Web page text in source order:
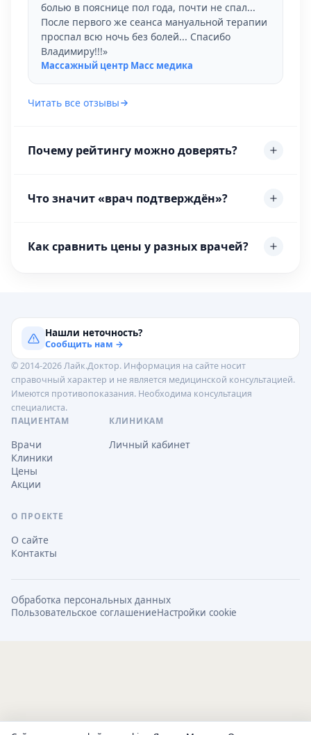
болью в пояснице пол года, почти не спал...
После первого же сеанса мануальной терапии
проспал всю ночь без болей... Спасибо
Владимиру!!!»
Массажный центр Масс медика
Читать все отзывы
Почему рейтингу можно доверять?
Что значит «врач подтверждён»?
Как сравнить цены у разных врачей?
Нашли неточность?
Сообщить нам →
© 2014-2026 Лайк.Доктор. Информация на сайте носит
справочный характер и не является медицинской консультацией.
Имеются противопоказания. Необходима консультация
специалиста.
ПАЦИЕНТАМ
Врачи
Клиники
Цены
Акции
КЛИНИКАМ
Личный кабинет
О ПРОЕКТЕ
О сайте
Контакты
Обработка персональных данных
Пользовательское соглашениеНастройки cookie